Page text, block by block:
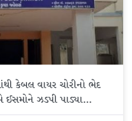
કેબલ વાયર ચોરીનો ભેદ
ઈસમોને ઝડપી પાડ્યા…